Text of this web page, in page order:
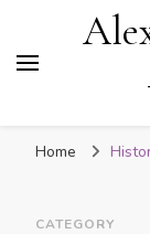
Home
CATEGORY